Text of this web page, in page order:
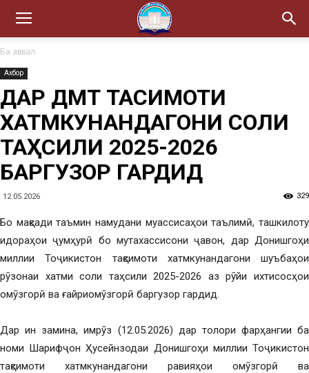
Ба аввал
Ахбор
ДАР ДМТ ТАҚСИМОТИ
ХАТМКУНАНДАГОНИ СОЛИ
ТАҲСИЛИ 2025-2026
БАРГУЗОР ГАРДИД
12.05.2026 329
Бо мақсади таъмин намудани муассисаҳои таълимӣ, ташкилоту
идораҳои ҷумҳурӣ бо мутахассисони ҷавон, дар Донишгоҳи
миллии Тоҷикистон тақсимоти хатмкунандагони шуъбаҳои
рӯзонаи хатми соли таҳсили 2025-2026 аз рӯйи ихтисосҳои
омӯзгорӣ ва ғайриомӯзгорӣ баргузор гардид.
Дар ин замина, имрӯз (12.05.2026) дар толори фарҳангии ба
номи Шарифҷон Ҳусейнзодаи Донишгоҳи миллии Тоҷикистон
тақсимоти хатмкунандагони равияҳои омӯзгорӣ ва